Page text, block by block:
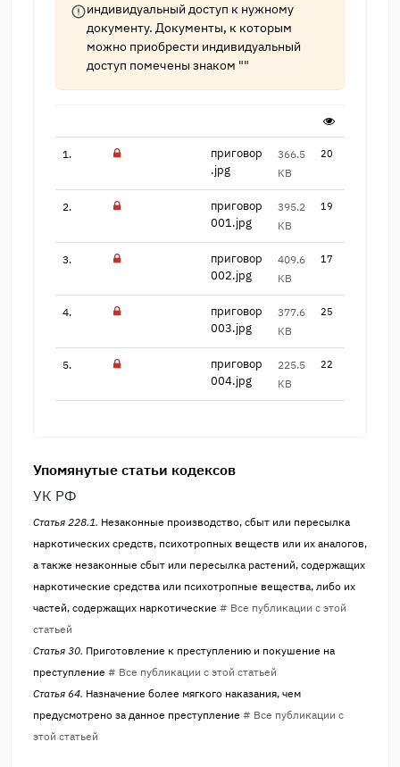
индивидуальный доступ к нужному
документу. Документы, к которым
можно приобрести индивидуальный
доступ помечены знаком ""
1.
приговор
.jpg
366.5
KB
20
2.
приговор
001.jpg
395.2
KB
19
3.
приговор
002.jpg
409.6
KB
17
4.
приговор
003.jpg
377.6
KB
25
5.
приговор
004.jpg
225.5
KB
22
Упомянутые статьи кодексов
УК РФ
Статья 228.1. Незаконные производство, сбыт или пересылка
наркотических средств, психотропных веществ или их аналогов,
а также незаконные сбыт или пересылка растений, содержащих
наркотические средства или психотропные вещества, либо их
частей, содержащих наркотические # Все публикации с этой
статьей
Статья 30. Приготовление к преступлению и покушение на
преступление # Все публикации с этой статьей
Статья 64. Назначение более мягкого наказания, чем
предусмотрено за данное преступление # Все публикации с
этой статьей